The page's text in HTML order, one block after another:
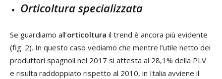
Orticoltura specializzata
Se guardiamo all’orticoltura il trend è ancora più evidente
(fig. 2). In questo caso vediamo che mentre l’utile netto dei
produttori spagnoli nel 2017 si attesta al 28,1% della PLV
e risulta raddoppiato rispetto al 2010, in Italia avviene il